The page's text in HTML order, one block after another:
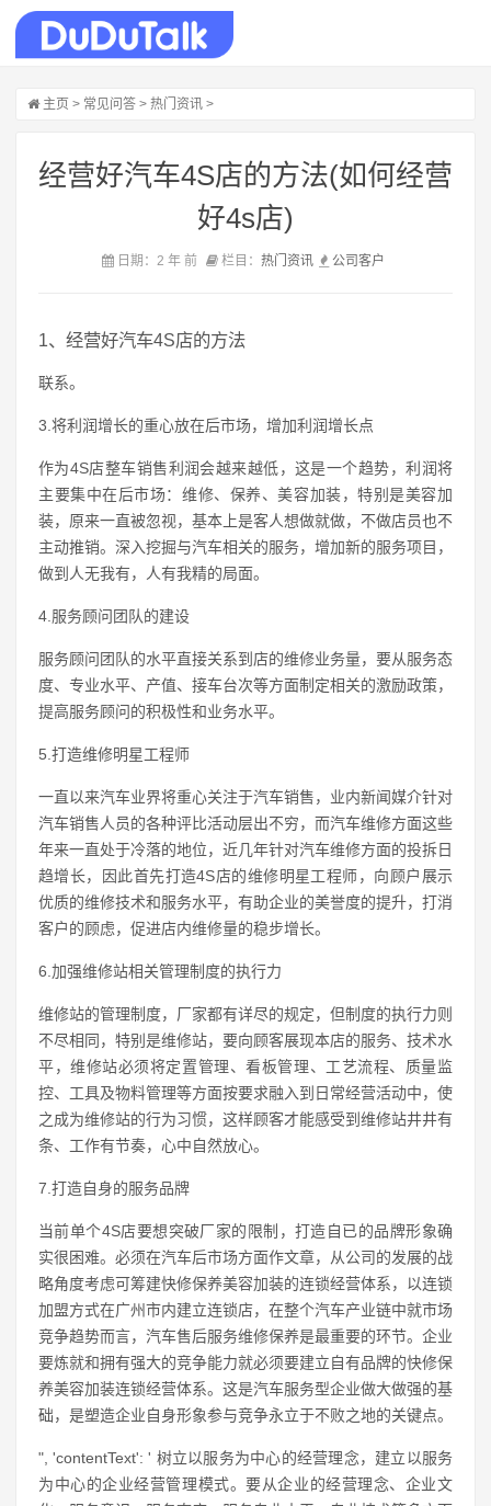
主页 > 常见问答 > 热门资讯 >
经营好汽车4S店的方法(如何经营
好4s店)
日期：2 年 前 栏目： 热门资讯 公司 客户
1、经营好汽车4S店的方法
联系。
3.将利润增长的重心放在后市场，增加利润增长点
作为4S店整车销售利润会越来越低，这是一个趋势，利润将
主要集中在后市场：维修、保养、美容加装，特别是美容加
装，原来一直被忽视，基本上是客人想做就做，不做店员也不
主动推销。深入挖掘与汽车相关的服务，增加新的服务项目，
做到人无我有，人有我精的局面。
4.服务顾问团队的建设
服务顾问团队的水平直接关系到店的维修业务量，要从服务态
度、专业水平、产值、接车台次等方面制定相关的激励政策，
提高服务顾问的积极性和业务水平。
5.打造维修明星工程师
一直以来汽车业界将重心关注于汽车销售，业内新闻媒介针对
汽车销售人员的各种评比活动层出不穷，而汽车维修方面这些
年来一直处于冷落的地位，近几年针对汽车维修方面的投拆日
趋增长，因此首先打造4S店的维修明星工程师，向顾户展示
优质的维修技术和服务水平，有助企业的美誉度的提升，打消
客户的顾虑，促进店内维修量的稳步增长。
6.加强维修站相关管理制度的执行力
维修站的管理制度，厂家都有详尽的规定，但制度的执行力则
不尽相同，特别是维修站，要向顾客展现本店的服务、技术水
平，维修站必须将定置管理、看板管理、工艺流程、质量监
控、工具及物料管理等方面按要求融入到日常经营活动中，使
之成为维修站的行为习惯，这样顾客才能感受到维修站井井有
条、工作有节奏，心中自然放心。
7.打造自身的服务品牌
当前单个4S店要想突破厂家的限制，打造自已的品牌形象确
实很困难。必须在汽车后市场方面作文章，从公司的发展的战
略角度考虑可筹建快修保养美容加装的连锁经营体系，以连锁
加盟方式在广州市内建立连锁店，在整个汽车产业链中就市场
竞争趋势而言，汽车售后服务维修保养是最重要的环节。企业
要炼就和拥有强大的竞争能力就必须要建立自有品牌的快修保
养美容加装连锁经营体系。这是汽车服务型企业做大做强的基
础，是塑造企业自身形象参与竞争永立于不败之地的关键点。
", 'contentText': ' 树立以服务为中心的经营理念，建立以服务
为中心的企业经营管理模式。要从企业的经营理念、企业文